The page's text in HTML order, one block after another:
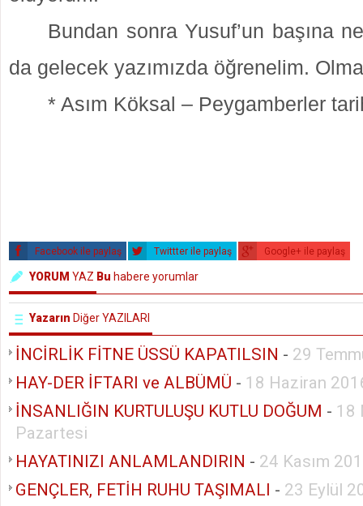
Bundan sonra Yusuf’un başına
da gelecek yazımızda öğrenelim.
* Asım Köksal – Peygamberler
Facebook ile paylaş Twittter ile paylaş Google+ ile paylaş
YORUM YAZ Bu habere yorumlar
Yazarın Diğer YAZILARI
İNCİRLİK FİTNE ÜSSÜ KAPATILSIN - 29
HAY-DER İFTARI ve ALBÜMÜ - 18 Haziran
İNSANLIĞIN KURTULUŞU KUTLU DOĞUM - 18
Pazartesi
HAYATINIZI ANLAMLANDIRIN - 24 Kasım
GENÇLER, FETİH RUHU TAŞIMALI - 23 Eylül